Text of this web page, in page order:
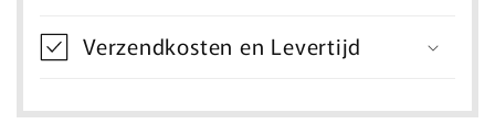
Verzendkosten en Levertijd